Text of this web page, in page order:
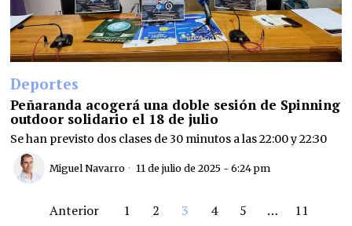
Deportes
Peñaranda acogerá una doble sesión de Spinning
outdoor solidario el 18 de julio
Se han previsto dos clases de 30 minutos a las 22:00 y 22:30
Miguel Navarro 11 de julio de 2025 - 6:24 pm
Anterior 1 2 3 4 5 …
11